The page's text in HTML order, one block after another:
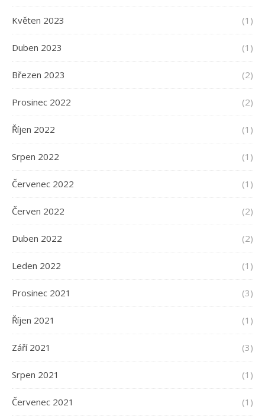
Květen 2023 (1)
Duben 2023 (1)
Březen 2023 (2)
Prosinec 2022 (2)
Říjen 2022 (1)
Srpen 2022 (1)
Červenec 2022 (1)
Červen 2022 (2)
Duben 2022 (2)
Leden 2022 (1)
Prosinec 2021 (3)
Říjen 2021 (1)
Září 2021 (3)
Srpen 2021 (1)
Červenec 2021 (1)